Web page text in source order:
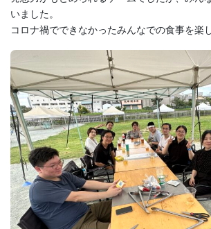
いました。
コロナ禍でできなかったみんなでの食事を楽